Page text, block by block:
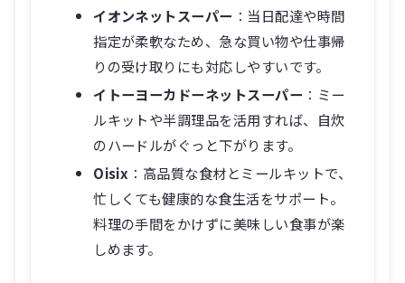
イオンネットスーパー ：当日配達や時間
指定が柔軟なため、急な買い物や仕事帰
りの受け取りにも対応しやすいです。
イトーヨーカドーネットスーパー ：ミー
ルキットや半調理品を活用すれば、自炊
のハードルがぐっと下がります。
Oisix ：高品質な食材とミールキットで、
忙しくても健康的な食生活をサポート。
料理の手間をかけずに美味しい食事が楽
しめます。